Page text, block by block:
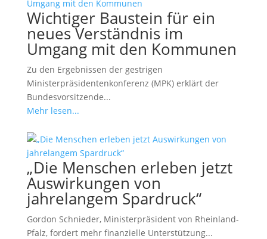
Wichtiger Baustein für ein
neues Verständnis im
Umgang mit den Kommunen
Zu den Ergebnissen der gestrigen
Ministerpräsidentenkonferenz (MPK) erklärt der
Bundesvorsitzende...
Mehr lesen...
„Die Menschen erleben jetzt
Auswirkungen von
jahrelangem Spardruck“
Gordon Schnieder, Ministerpräsident von Rheinland-
Pfalz, fordert mehr finanzielle Unterstützung...